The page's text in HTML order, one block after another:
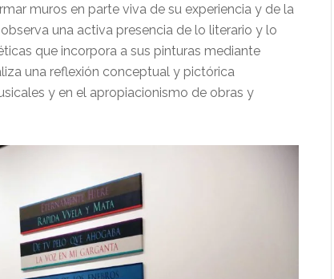
muros en parte viva de su experiencia y de la
una activa presencia de lo literario y lo
que incorpora a sus pinturas mediante
una reflexión conceptual y pictórica
y en el apropiacionismo de obras y